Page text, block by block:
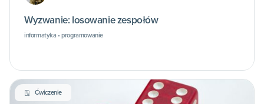
Wyzwanie: losowanie zespołów
informatyka • programowanie
Ćwiczenie